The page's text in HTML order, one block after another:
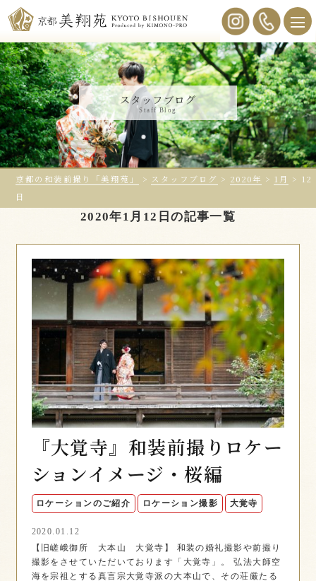
スタッフブログ
Staff Blog
京都の和装前撮り「美翔苑」 > スタッフブログ > 2020年 > 1月 > 12
日
2020年1月12日の記事一覧
『大覚寺』和装前撮りロケー
ションイメージ・桜編
ロケーションのご紹介 ロケーション撮影 大覚寺
2020.01.12
【旧嵯峨御所 大本山 大覚寺】 和装の婚礼撮影や前撮り
撮影をさせていただいております「大覚寺」。 弘法大師空
海を宗祖とする真言宗大覚寺派の大本山で、その荘厳たる